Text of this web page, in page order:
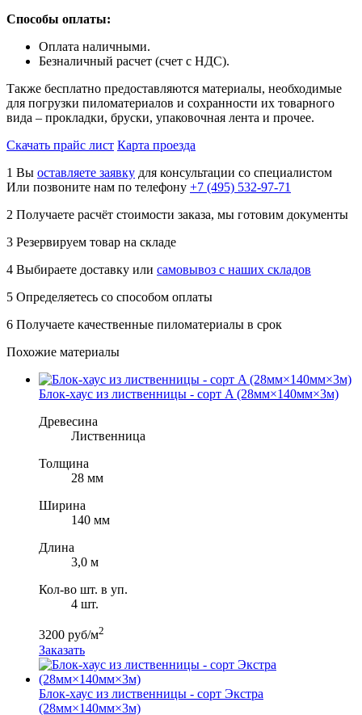
Способы оплаты:
Оплата наличными.
Безналичный расчет (счет с НДС).
Также бесплатно предоставляются материалы, необходимые
для погрузки пиломатериалов и сохранности их товарного
вида – прокладки, бруски, упаковочная лента и прочее.
Скачать прайс лист Карта проезда
1 Вы оставляете заявку для консультации со специалистом
Или позвоните нам по телефону +7 (495) 532-97-71
2 Получаете расчёт стоимости заказа, мы готовим документы
3 Резервируем товар на складе
4 Выбираете доставку или самовывоз с наших складов
5 Определяетесь со способом оплаты
6 Получаете качественные пиломатериалы в срок
Похожие материалы
Блок-хаус из лиственницы - сорт A (28мм×140мм×3м)
Древесина
Лиственница
Толщина
28 мм
Ширина
140 мм
Длина
3,0 м
Кол-во шт. в уп.
4 шт.
3200 руб/м2
Заказать
Блок-хаус из лиственницы - сорт Экстра
(28мм×140мм×3м)